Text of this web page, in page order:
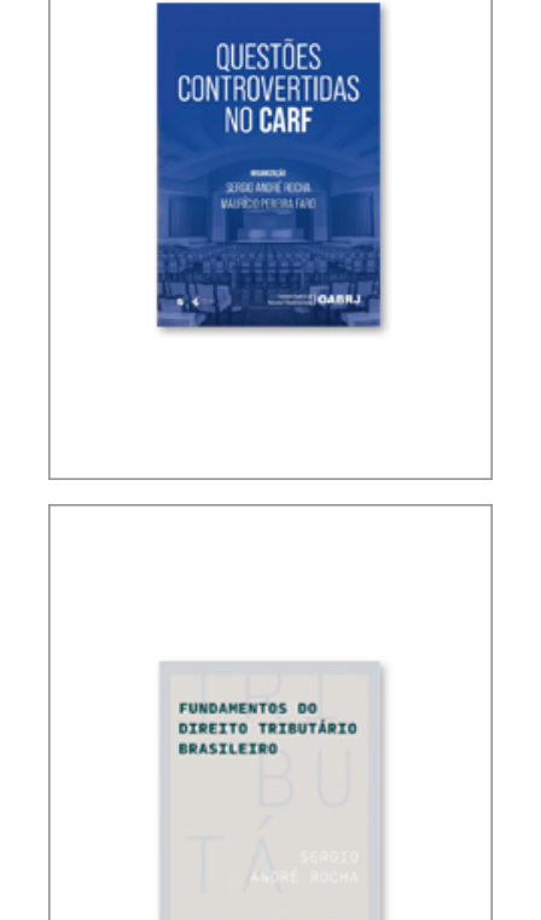
QUESTÕES CONTROVERTIDAS NO CARF